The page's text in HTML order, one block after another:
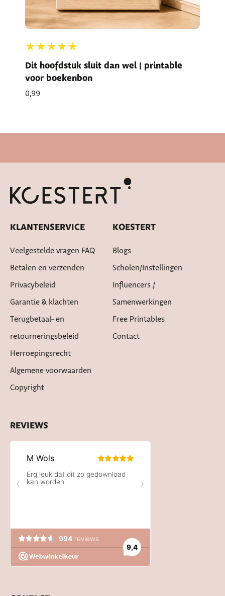
★★★★★
Dit hoofdstuk sluit dan wel | printable
voor boekenbon
0,99
KLANTENSERVICE
Veelgestelde vragen FAQ
Betalen en verzenden
Privacybeleid
Garantie & klachten
Terugbetaal- en
retourneringsbeleid
Herroepingsrecht
Algemene voorwaarden
Copyright
KOESTERT
Blogs
Scholen/instellingen
Influencers /
Samenwerkingen
Free Printables
Contact
REVIEWS